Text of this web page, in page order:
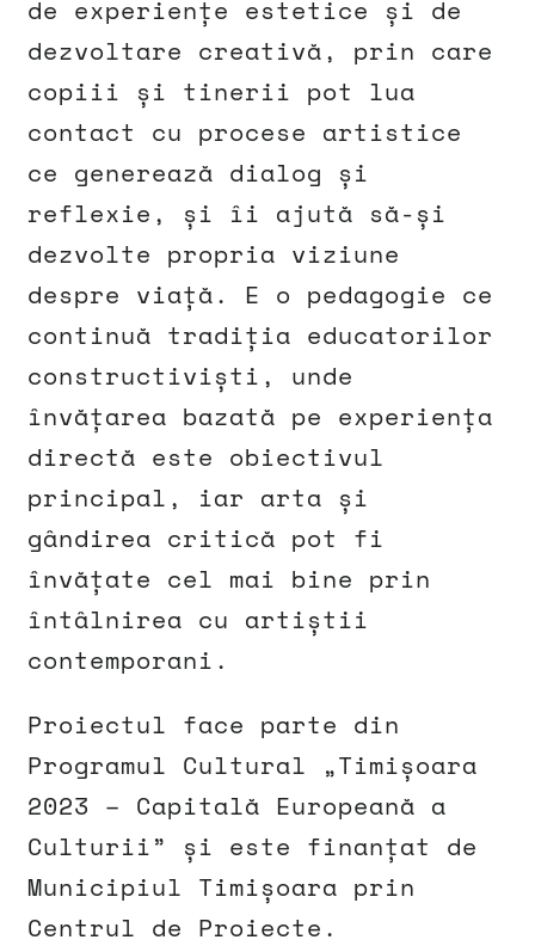
de experiențe estetice și de
dezvoltare creativă, prin care
copiii și tinerii pot lua
contact cu procese artistice
ce generează dialog și
reflexie, și îi ajută să-și
dezvolte propria viziune
despre viață. E o pedagogie ce
continuă tradiția educatorilor
constructiviști, unde
învățarea bazată pe experiența
directă este obiectivul
principal, iar arta și
gândirea critică pot fi
învățate cel mai bine prin
întâlnirea cu artiștii
contemporani.
Proiectul face parte din
Programul Cultural „Timișoara
2023 – Capitală Europeană a
Culturii” și este finanțat de
Municipiul Timișoara prin
Centrul de Proiecte.